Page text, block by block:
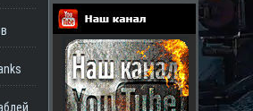
Партнеры